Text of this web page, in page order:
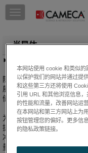
Skip to content
T
o
g
n
a
v
g
a
o
半导体
►
随着互联、便携式电子产
展，半导体器件已渗透到
储、交换和处理。
为了满足激增的需求，半
提高性能和器件可靠性，
冲突的要求：既要能在创
量生产（HVM），确保低
本网站使用 cookie 和类似的
以保护我们的网站并通过提
和这些第三方还将使用
引用 URL 和其他浏览信息
的性能和流量，改善网站运
在本网站和第三方网站上为
按钮管理您的偏好。更多信
的隐私政策链接。